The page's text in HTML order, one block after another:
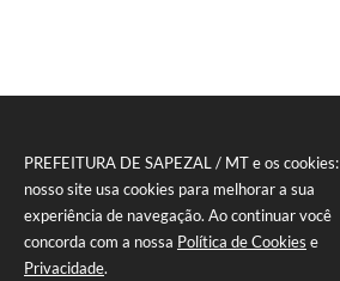
PREFEITURA DE SAPEZAL / MT e os cookies:
nosso site usa cookies para melhorar a sua
experiência de navegação. Ao continuar você
concorda com a nossa Política de Cookies e
Privacidade.